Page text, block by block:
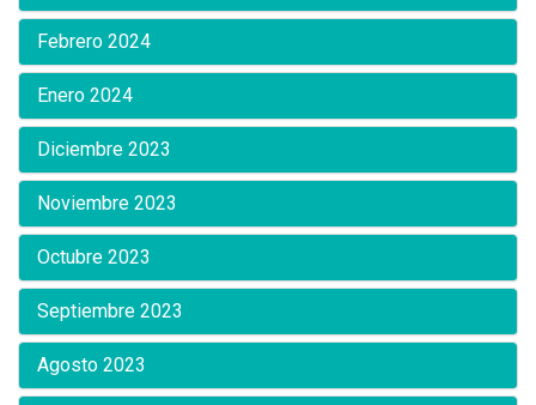
Febrero 2024
Enero 2024
Diciembre 2023
Noviembre 2023
Octubre 2023
Septiembre 2023
Agosto 2023